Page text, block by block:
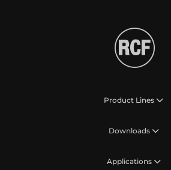
Product Lines
Downloads
Applications